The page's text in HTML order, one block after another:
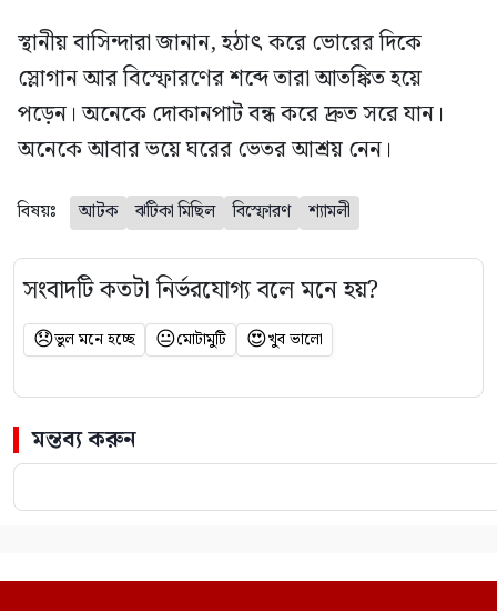
স্থানীয় বাসিন্দারা জানান, হঠাৎ করে ভোরের দিকে
স্লোগান আর বিস্ফোরণের শব্দে তারা আতঙ্কিত হয়ে
পড়েন। অনেকে দোকানপাট বন্ধ করে দ্রুত সরে যান।
অনেকে আবার ভয়ে ঘরের ভেতর আশ্রয় নেন।
বিষয়ঃ আটক ঝটিকা মিছিল বিস্ফোরণ শ্যামলী
সংবাদটি কতটা নির্ভরযোগ্য বলে মনে হয়?
😞ভুল মনে হচ্ছে 😐মোটামুটি 😍খুব ভালো
মন্তব্য করুন